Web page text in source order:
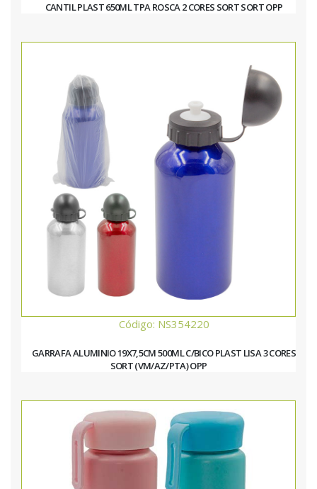
CANTIL PLAST 650ML TPA ROSCA 2 CORES SORT SORT OPP
Código: NS354220
GARRAFA ALUMINIO 19X7,5CM 500ML C/BICO PLAST LISA 3 CORES
SORT (VM/AZ/PTA) OPP